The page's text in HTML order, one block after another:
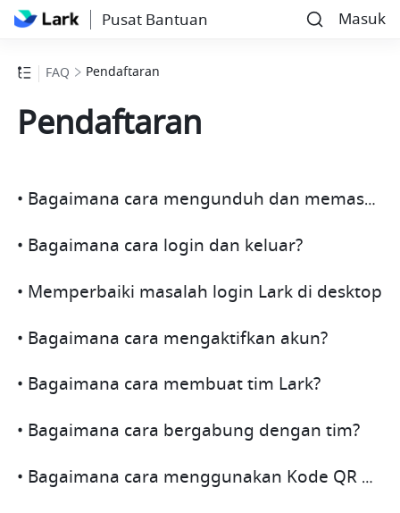
Pusat Bantuan Masuk
FAQ Pendaftaran
Pendaftaran
• Bagaimana cara mengunduh dan memasang Lark?
• Bagaimana cara login dan keluar?
• Memperbaiki masalah login Lark di desktop
• Bagaimana cara mengaktifkan akun?
• Bagaimana cara membuat tim Lark?
• Bagaimana cara bergabung dengan tim?
• Bagaimana cara menggunakan Kode QR Undangan untuk bergabung dengan tim?